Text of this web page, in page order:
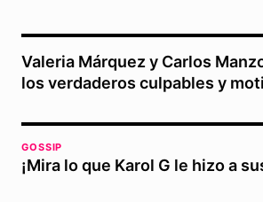
Valeria Márquez y Carlos
los verdaderos culpables y
GOSSIP
¡Mira lo que Karol G le hizo a